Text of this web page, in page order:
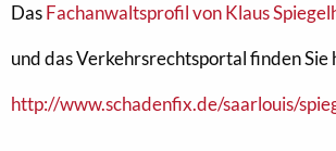
DasFachanwaltsprofil von Klaus
und das Verkehrsrechtsportal finden Sie
http://www.schadenfix.de/saarlouis/